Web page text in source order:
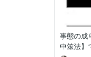
事態の成
中筮法】